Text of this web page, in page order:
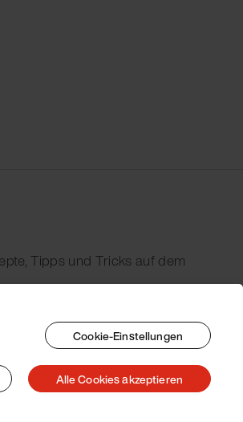
Tipps und Tricks auf dem
Cookie-Einstellungen
Alle Cookies akzeptieren